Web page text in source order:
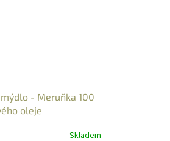
- Meruňka 100
oleje
Skladem